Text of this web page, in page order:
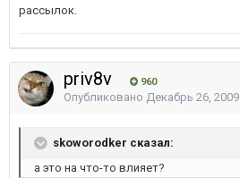
рассылок.
priv8v 960
Опубликовано Декабрь 26, 2009
skoworodker сказал:
а это на что-то влияет?